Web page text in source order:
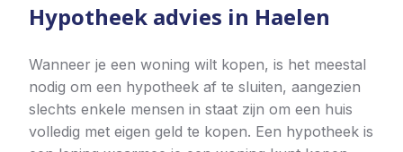
Hypotheek advies in Haelen
Wanneer je een woning wilt kopen, is het meestal
nodig om een hypotheek af te sluiten, aangezien
slechts enkele mensen in staat zijn om een huis
volledig met eigen geld te kopen. Een hypotheek is